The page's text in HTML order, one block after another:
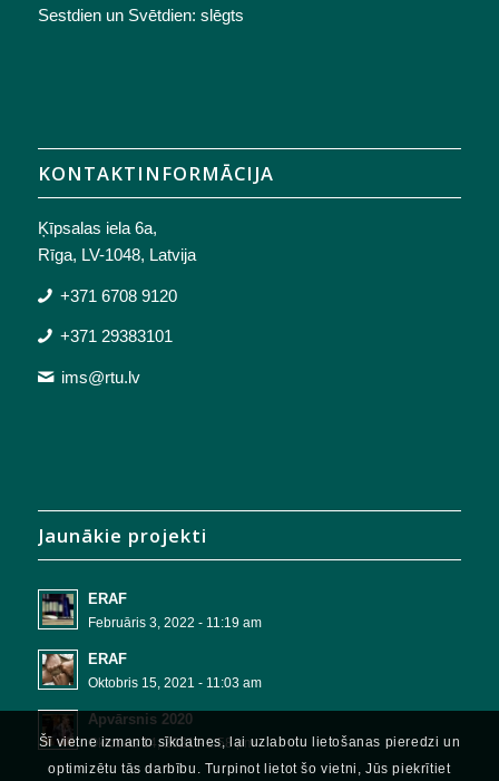
Sestdien un Svētdien: slēgts
KONTAKTINFORMĀCIJA
Ķīpsalas iela 6a,
Rīga, LV-1048, Latvija
+371 6708 9120
+371 29383101
ims@rtu.lv
Jaunākie projekti
ERAF
Februāris 3, 2022 - 11:19 am
ERAF
Oktobris 15, 2021 - 11:03 am
Apvārsnis 2020
Oktobris 14, 2021 - 1:58 pm
Šī vietne izmanto sīkdatnes, lai uzlabotu lietošanas pieredzi un
optimizētu tās darbību. Turpinot lietot šo vietni, Jūs piekrītiet